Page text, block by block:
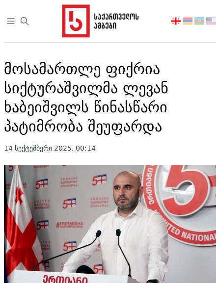
Open sidebar
აირჩიეთ
მოსამართლე ფიქრია
სიქტურაშვილმა ლევან
ხაბეიშვილს წინასწარი
პატიმრობა შეუფარდა
14 სექტემბერი 2025. 00:14